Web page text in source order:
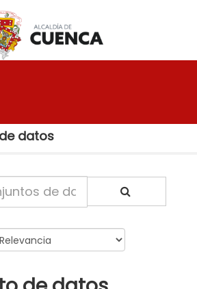
datos